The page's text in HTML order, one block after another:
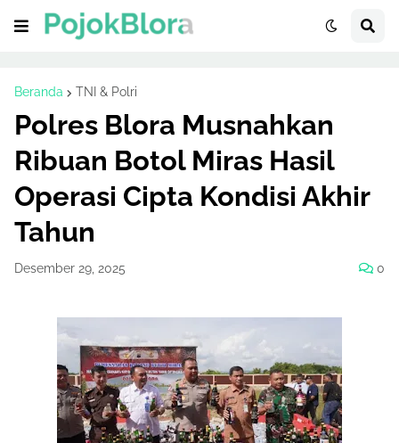
Beranda TNI & Polri
Polres Blora Musnahkan
Ribuan Botol Miras Hasil
Operasi Cipta Kondisi Akhir
Tahun
Desember 29, 2025 0